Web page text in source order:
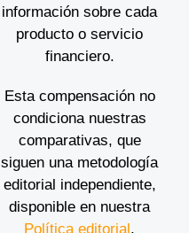
información sobre cada
producto o servicio
financiero.
Esta compensación no
condiciona nuestras
comparativas, que
siguen una metodología
editorial independiente,
disponible en nuestra
Política editorial .